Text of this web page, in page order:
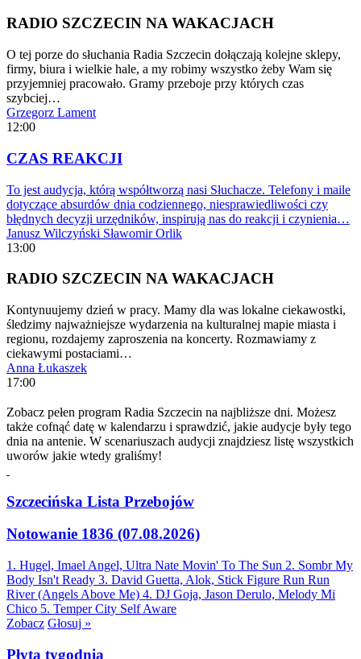
RADIO SZCZECIN NA WAKACJACH
O tej porze do słuchania Radia Szczecin dołączają kolejne sklepy,
firmy, biura i wielkie hale, a my robimy wszystko żeby Wam się
przyjemniej pracowało. Gramy przeboje przy których czas
szybciej…
Grzegorz Lament
12:00
CZAS REAKCJI
To jest audycja, którą współtworzą nasi Słuchacze. Telefony i maile
dotyczące absurdów dnia codziennego, niesprawiedliwości czy
błędnych decyzji urzędników, inspirują nas do reakcji i czynienia…
Janusz Wilczyński Sławomir Orlik
13:00
RADIO SZCZECIN NA WAKACJACH
Kontynuujemy dzień w pracy. Mamy dla was lokalne ciekawostki,
śledzimy najważniejsze wydarzenia na kulturalnej mapie miasta i
regionu, rozdajemy zaproszenia na koncerty. Rozmawiamy z
ciekawymi postaciami…
Anna Łukaszek
17:00
Zobacz pełen program Radia Szczecin na najbliższe dni. Możesz
także cofnąć datę w kalendarzu i sprawdzić, jakie audycje były tego
dnia na antenie. W scenariuszach audycji znajdziesz listę wszystkich
uworów jakie wtedy graliśmy!
Szczecińska Lista Przebojów
Notowanie 1836 (07.08.2026)
1. Hugel, Imael Angel, Ultra Nate Movin' To The Sun 2. Sombr My
Body Isn't Ready 3. David Guetta, Alok, Stick Figure Run Run
River (Angels Above Me) 4. DJ Goja, Jason Derulo, Melody Mi
Chico 5. Temper City Self Aware
Zobacz Głosuj »
Płyta tygodnia